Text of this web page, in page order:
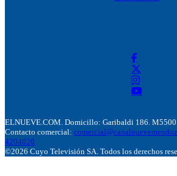
ELNUEVE.COM. Domicillo: Garibaldi 186. M5500
Contacto comercial:
4204020
©2026 Cuyo Televisión SA. Todos los derechos